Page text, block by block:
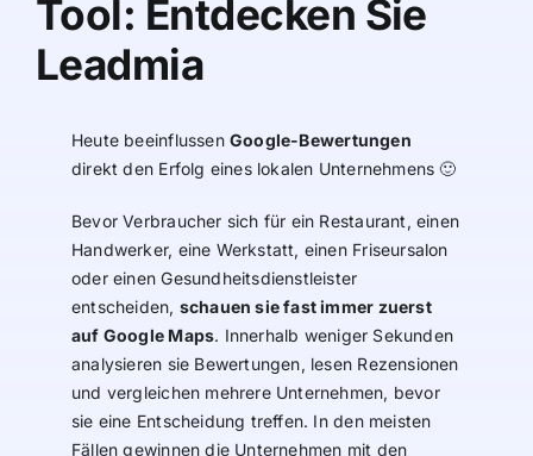
Tool: Entdecken Sie
Leadmia
Heute beeinflussen Google-Bewertungen
direkt den Erfolg eines lokalen Unternehmens 🙂
Bevor Verbraucher sich für ein Restaurant, einen
Handwerker, eine Werkstatt, einen Friseursalon
oder einen Gesundheitsdienstleister
entscheiden, schauen sie fast immer zuerst
auf Google Maps. Innerhalb weniger Sekunden
analysieren sie Bewertungen, lesen Rezensionen
und vergleichen mehrere Unternehmen, bevor
sie eine Entscheidung treffen. In den meisten
Fällen gewinnen die Unternehmen mit den